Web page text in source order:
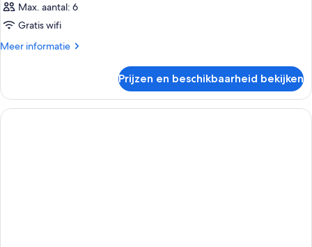
Max. aantal: 6
Gratis wifi
Meer informatie
Meer
Prijzen en beschikbaarheid bekijken